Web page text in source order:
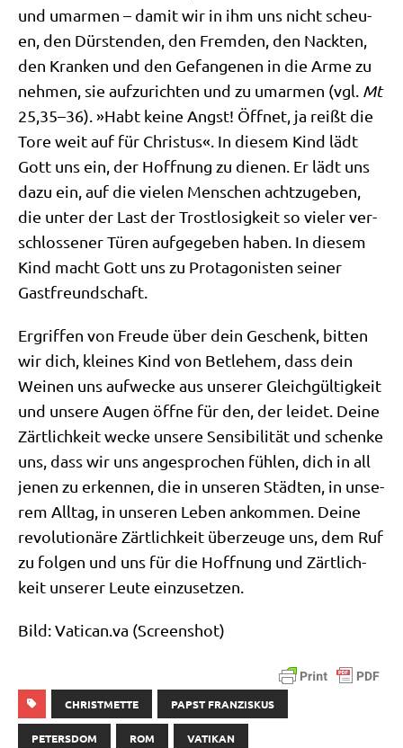
und umar­men – damit wir in ihm uns nicht scheu­
en, den Dür­sten­den, den Frem­den, den Nack­ten,
den Kran­ken und den Gefan­ge­nen in die Arme zu
neh­men, sie auf­zu­rich­ten und zu umar­men (vgl. Mt
25,35–36). »Habt kei­ne Angst! Öff­net, ja reißt die
Tore weit auf für Chri­stus«. In die­sem Kind lädt
Gott uns ein, der Hoff­nung zu die­nen. Er lädt uns
dazu ein, auf die vie­len Men­schen acht­zu­ge­ben,
die unter der Last der Trost­lo­sig­keit so vie­ler ver­
schlos­se­ner Türen auf­ge­ge­ben haben. In die­sem
Kind macht Gott uns zu Prot­ago­ni­sten sei­ner
Gastfreundschaft.
Ergrif­fen von Freu­de über dein Geschenk, bit­ten
wir dich, klei­nes Kind von Bet­le­hem, dass dein
Wei­nen uns auf­wecke aus unse­rer Gleich­gül­tig­keit
und unse­re Augen öff­ne für den, der lei­det. Dei­ne
Zärt­lich­keit wecke unse­re Sen­si­bi­li­tät und schen­ke
uns, dass wir uns ange­spro­chen füh­len, dich in all
jenen zu erken­nen, die in unse­ren Städ­ten, in unse­
rem All­tag, in unse­ren Leben ankom­men. Dei­ne
revo­lu­tio­nä­re Zärt­lich­keit über­zeu­ge uns, dem Ruf
zu fol­gen und uns für die Hoff­nung und Zärt­lich­
keit unse­rer Leu­te einzusetzen.
Bild: Vati​can​.va (Screen­shot)
CHRISTMETTE PAPST FRANZISKUS
PETERSDOM ROM VATIKAN